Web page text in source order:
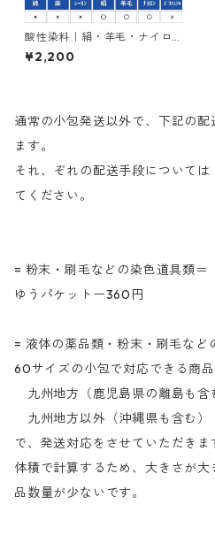
酸性染料｜絹・羊毛・ナイロ
ンを染める｜100g｜アンスラ
センレットF2G（緋色）
¥2,200
通常の小包発送以外で、下記の
ます。
それ、ぞれの配送手段について
てください。
= 粉末・刷毛などの染色道具類＝
ゆうパケットー360円
= 液体の薬品類・粉末・刷毛など
60サイズの小包で対応できる商
九州地方（鹿児島県の離島も
九州地方以外（沖縄県も含む）
で、発送対応をさせていただきま
体積で計算するため、大きさが
品数量が少ないです。